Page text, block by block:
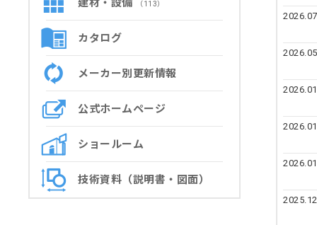
建材・設備 （113）
カタログ
メーカー別更新情報
公式ホームページ
ショールーム
技術資料（説明書・図面）